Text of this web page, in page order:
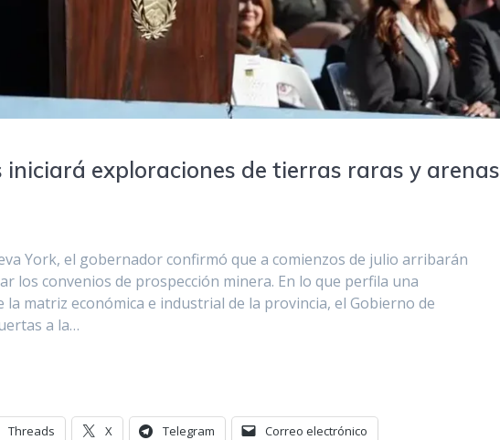
iniciará exploraciones de tierras raras y arenas
York, el gobernador confirmó que a comienzos de julio arribarán
los convenios de prospección minera. En lo que perfila una
matriz económica e industrial de la provincia, el Gobierno de
a la…
Threads X Telegram Correo electrónico